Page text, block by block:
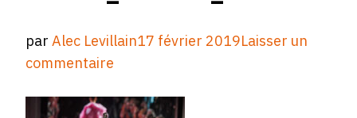
parAlec Levillain17 février 2019Laisser un
commentaire